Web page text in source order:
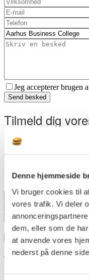
Denne hjemmeside
Vi bruger cookies til
vores trafik. Vi deler
dem, eller som de
at anvende vores
nederst på denne
Jeg accepterer brugen
Send besked
Tilmeld dig
byg-nyhedsbrev
Vil du holde dig opdateret
akustikviden og meget
Jeg accepterer brugen
Tilmeld nyhedsbrev
Tilmeld dig vores